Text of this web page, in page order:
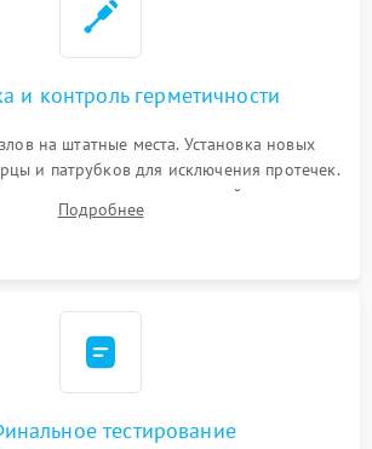
и контроль герметичности
на штатные места. Установка новых
и патрубков для исключения протечек.
хомутов гидравлической системы,
и установка датчика поплавка.
Подробнее
тестирование